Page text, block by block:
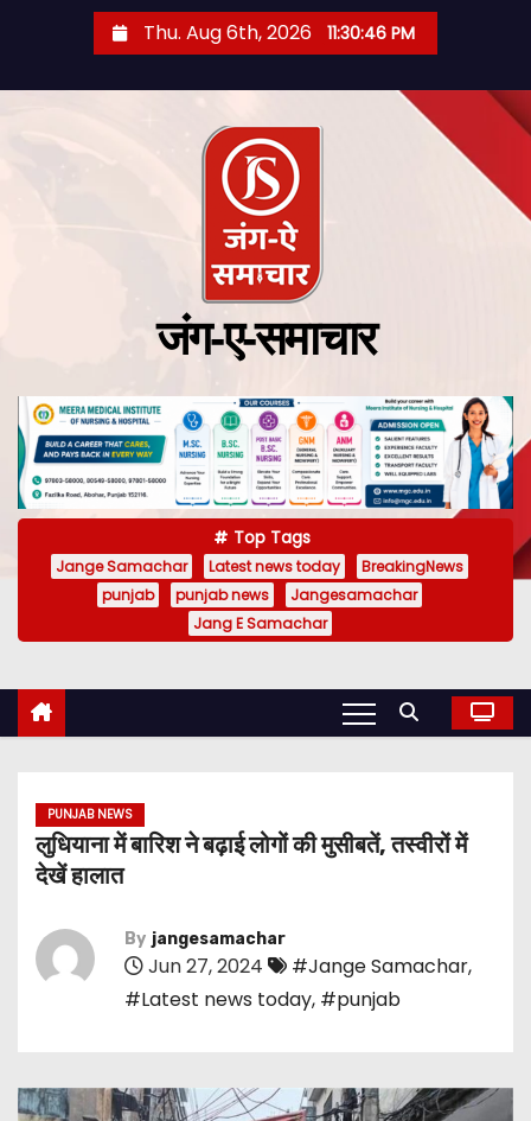
Thu. Aug 6th, 2026 11:30:47 PM
जंग-ए-समाचार
Top Tags
Jange Samachar Latest news today
BreakingNews
punjab
punjab news
Jangesamachar
Jang E Samachar
PUNJAB NEWS
लुधियाना में बारिश ने बढ़ाई लोगों की मुसीबतें, तस्वीरों में
देखें हालात
By jangesamachar
Jun 27, 2024 #Jange Samachar,
#Latest news today, #punjab